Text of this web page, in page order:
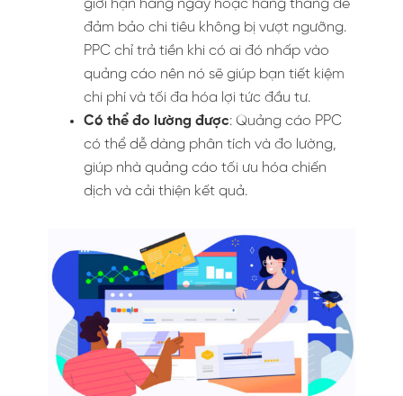
giới hạn hàng ngày hoặc hàng tháng để
đảm bảo chi tiêu không bị vượt ngưỡng.
PPC chỉ trả tiền khi có ai đó nhấp vào
quảng cáo nên nó sẽ giúp bạn tiết kiệm
chi phí và tối đa hóa lợi tức đầu tư.
Có thể đo lường được: Quảng cáo PPC
có thể dễ dàng phân tích và đo lường,
giúp nhà quảng cáo tối ưu hóa chiến
dịch và cải thiện kết quả.